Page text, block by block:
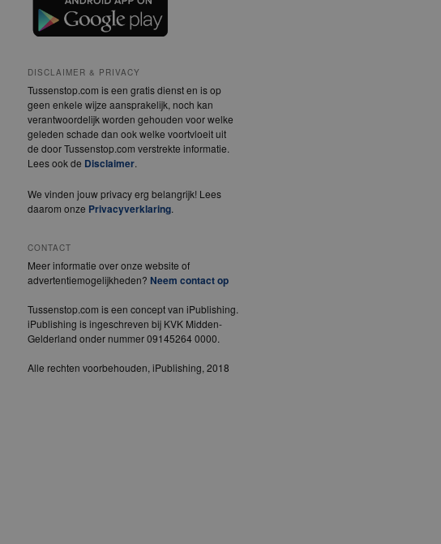
DISCLAIMER & PRIVACY
Tussenstop.com is een gratis dienst en is op
geen enkele wijze aansprakelijk, noch kan
verantwoordelijk worden gehouden voor welke
geleden schade dan ook welke voortvloeit uit
de door Tussenstop.com verstrekte informatie.
Lees ook de Disclaimer.
We vinden jouw privacy erg belangrijk! Lees
daarom onze Privacyverklaring.
CONTACT
Meer informatie over onze website of
advertentiemogelijkheden? Neem contact op
Tussenstop.com is een concept van iPublishing.
iPublishing is ingeschreven bij KVK Midden-
Gelderland onder nummer 09145264 0000.
Alle rechten voorbehouden, iPublishing, 2018